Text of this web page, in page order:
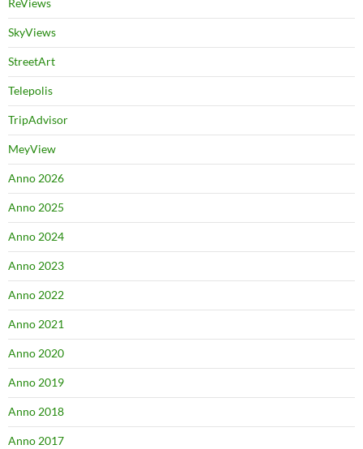
ReViews
SkyViews
StreetArt
Telepolis
TripAdvisor
MeyView
Anno 2026
Anno 2025
Anno 2024
Anno 2023
Anno 2022
Anno 2021
Anno 2020
Anno 2019
Anno 2018
Anno 2017